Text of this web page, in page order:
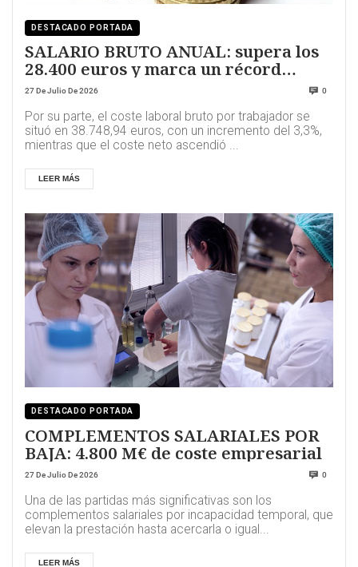
DESTACADO PORTADA
SALARIO BRUTO ANUAL: supera los
28.400 euros y marca un récord
histórico
27 De Julio De 2026 0
Por su parte, el coste laboral bruto por trabajador se
situó en 38.748,94 euros, con un incremento del 3,3%,
mientras que el coste neto ascendió ...
LEER MÁS
DESTACADO PORTADA
COMPLEMENTOS SALARIALES POR
BAJA: 4.800 M€ de coste empresarial
27 De Julio De 2026 0
Una de las partidas más significativas son los
complementos salariales por incapacidad temporal, que
elevan la prestación hasta acercarla o igual...
LEER MÁS